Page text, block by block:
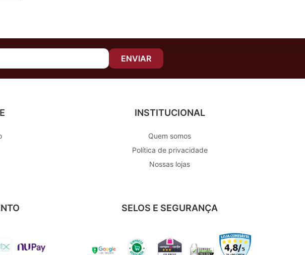
ENVIAR
INSTITUCIONAL
Quem somos
Política de privacidade
Nossas lojas
SELOS E SEGURANÇA